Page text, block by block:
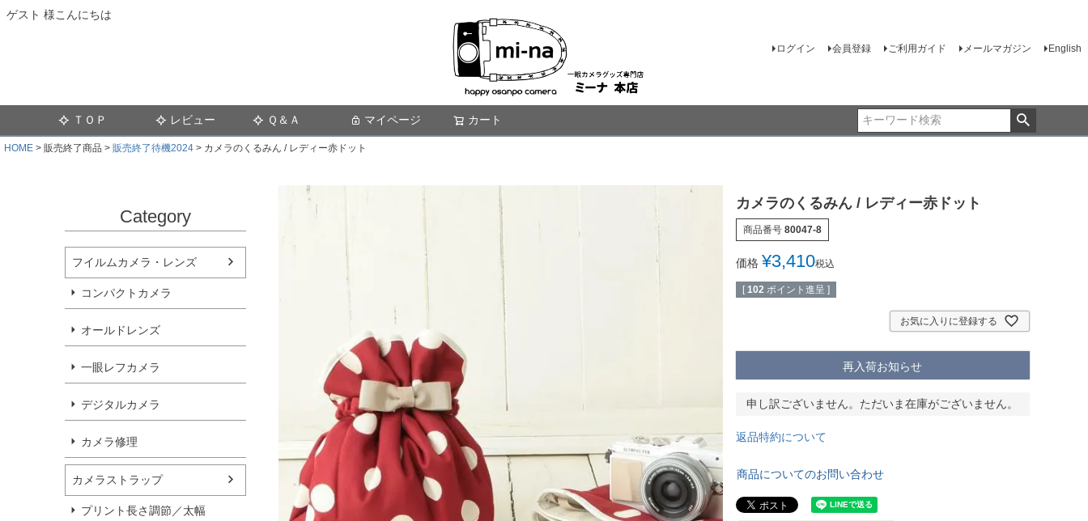
ゲスト 様こんにちは
ログイン 会員登録 ご利用ガイド メールマガジン English
ＴＯＰ レビュー Ｑ＆Ａ マイページ カート
HOME 販売終了商品 販売終了待機2024 カメラのくるみん / レディー赤ドット
Category
フイルムカメラ・レンズ
コンパクトカメラ
オールドレンズ
一眼レフカメラ
デジタルカメラ
カメラ修理
カメラストラップ
プリント長さ調節／太幅
カメラのくるみん / レディー赤ドット
商品番号 80047-8
価格 ¥3,410税込
[ 102 ポイント進呈 ]
お気に入りに登録する
再入荷お知らせ
申し訳ございません。ただいま在庫がございません。
返品特約について
商品についてのお問い合わせ